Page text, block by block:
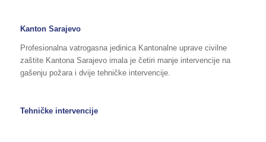
Kanton Sarajevo
Profesionalna vatrogasna jedinica Kantonalne uprave civilne
zaštite Kantona Sarajevo imala je četiri manje intervencije na
gašenju požara i dvije tehničke intervencije.
Tehničke intervencije